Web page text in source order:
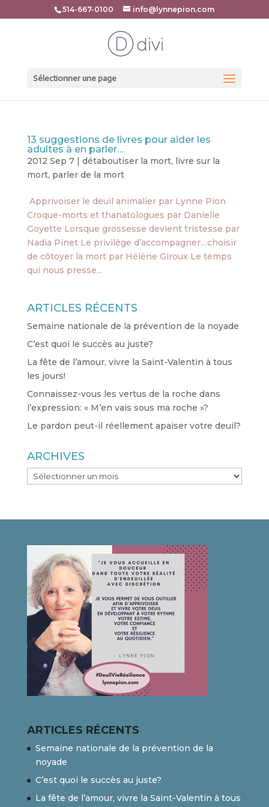
514-667-0100 info@lynnepion.com
Sélectionner une page
13 suggestions de livres pour aider les
adultes à en parler…
2012 Sep 7| détaboutiser la mort, livre sur la
mort, parler de la mort
Apprivoiser le deuil animalier par Lynne Pion
Croque-morts et thanatologues par Danielle
Goyette Lorsque grossesse devient tristesse par
Nadia Pinet Le privilège d’accompagner…choisir
de côtoyer la mort par Hélène Giroux Le temps
qui nous presse...
ARTICLES RÉCENTS
Semaine nationale de la prévention de la noyade
C’est quoi le succès au juste?
La fête de l’amour, vivre la Saint-Valentin à tous
les jours!
Connaissez-vous les vertus de la roche dans
l’expression: « M’en vais sous ma roche »?
Le pardon peut-il réellement apaiser votre deuil?
ARCHIVES
ARCHIVES
ARTICLES RÉCENTS
Semaine nationale de la prévention de la
noyade
C’est quoi le succès au juste?
La fête de l’amour, vivre la Saint-Valentin à tous